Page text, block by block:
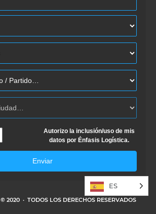
Autorizo la inclusión/uso de mis
datos por Énfasis Logística.
Enviar
© 2020 · TODOS LOS DERECHOS RESERVADOS
ES